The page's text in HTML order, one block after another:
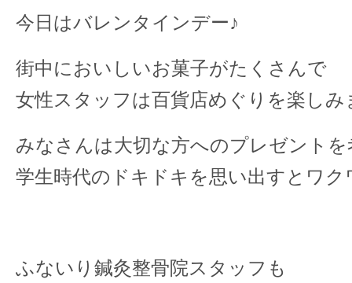
今日はバレンタインデー♪
街中においしいお菓子がたくさんで
女性スタッフは百貨店めぐりを楽しみ
みなさんは大切な方へのプレゼント
学生時代のドキドキを思い出すとワク
ふないり鍼灸整骨院スタッフも